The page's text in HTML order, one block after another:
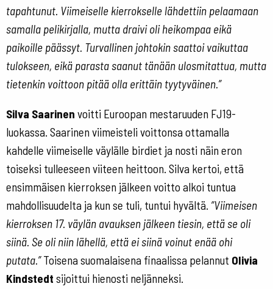
tapahtunut. Viimeiselle kierrokselle lähdettiin pelaamaan
samalla pelikirjalla, mutta draivi oli heikompaa eikä
paikoille päässyt. Turvallinen johtokin saattoi vaikuttaa
tulokseen, eikä parasta saanut tänään ulosmitattua, mutta
tietenkin voittoon pitää olla erittäin tyytyväinen.”
Silva Saarinen voitti Euroopan mestaruuden FJ19-
luokassa. Saarinen viimeisteli voittonsa ottamalla
kahdelle viimeiselle väylälle birdiet ja nosti näin eron
toiseksi tulleeseen viiteen heittoon. Silva kertoi, että
ensimmäisen kierroksen jälkeen voitto alkoi tuntua
mahdollisuudelta ja kun se tuli, tuntui hyvältä. ”Viimeisen
kierroksen 17. väylän avauksen jälkeen tiesin, että se oli
siinä. Se oli niin lähellä, että ei siinä voinut enää ohi
putata.”Toisena suomalaisena finaalissa pelannut Olivia
Kindstedt sijoittui hienosti neljänneksi.